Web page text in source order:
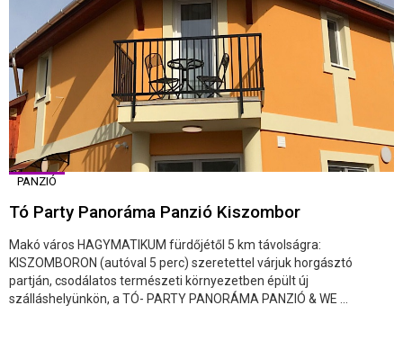
PANZIÓ
Tó Party Panoráma Panzió Kiszombor
Makó város HAGYMATIKUM fürdőjétől 5 km távolságra:
KISZOMBORON (autóval 5 perc) szeretettel várjuk horgásztó
partján, csodálatos természeti környezetben épült új
szálláshelyünkön, a TÓ- PARTY PANORÁMA PANZIÓ & WE ...